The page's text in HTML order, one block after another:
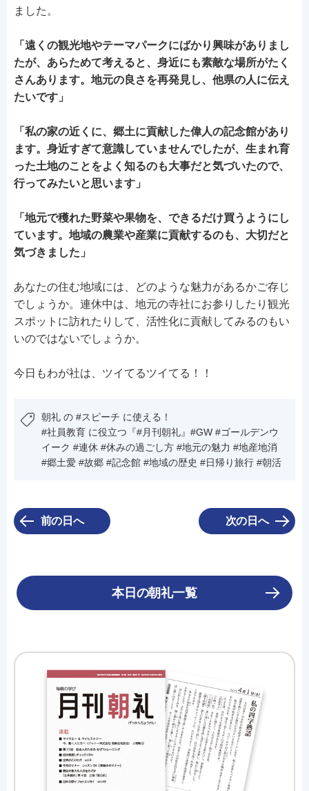
ました。
「遠くの観光地やテーマパークにばかり興味がありまし
たが、あらためて考えると、身近にも素敵な場所がたく
さんあります。地元の良さを再発見し、他県の人に伝え
たいです」
「私の家の近くに、郷土に貢献した偉人の記念館があり
ます。身近すぎて意識していませんでしたが、生まれ育
った土地のことをよく知るのも大事だと気づいたので、
行ってみたいと思います」
「地元で穫れた野菜や果物を、できるだけ買うようにし
ています。地域の農業や産業に貢献するのも、大切だと
気づきました」
あなたの住む地域には、どのような魅力があるかご存じ
でしょうか。連休中は、地元の寺社にお参りしたり観光
スポットに訪れたりして、活性化に貢献してみるのもい
いのではないでしょうか。
今日もわが社は、ツイてるツイてる！！
朝礼 の #スピーチ に使える！
#社員教育 に役立つ『#月刊朝礼』#GW #ゴールデンウ
イーク #連休 #休みの過ごし方 #地元の魅力 #地産地消
#郷土愛 #故郷 #記念館 #地域の歴史 #日帰り旅行 #朝活
前の日へ 次の日へ
本日の朝礼一覧